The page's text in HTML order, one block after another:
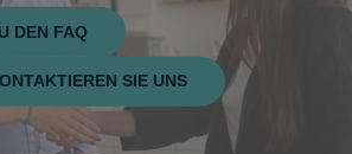
DEN FAQ
SIE UNS